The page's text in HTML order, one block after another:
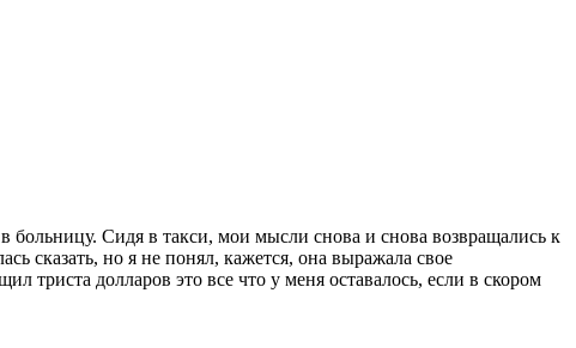
Сидя в такси, мои мысли снова и снова возвращались к
сказать, но я не понял, кажется, она выражала свое
долларов это все что у меня оставалось, если в скором